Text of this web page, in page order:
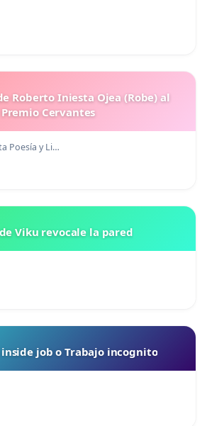
Roberto Iniesta Ojea (Robe) al
Premio Cervantes
Poesía y Li…
Viku revocale la pared
job o Trabajo incognito